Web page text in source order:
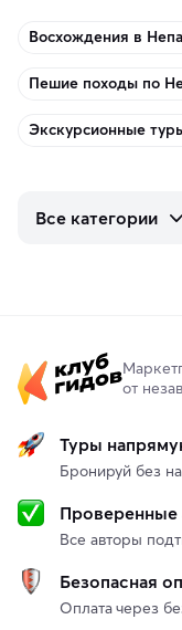
Восхождения в
Пешие походы по
Экскурсионные
Все категории
от
Туры
Бронируй без
Проверенные
Все авторы
Безопасная
Оплата через